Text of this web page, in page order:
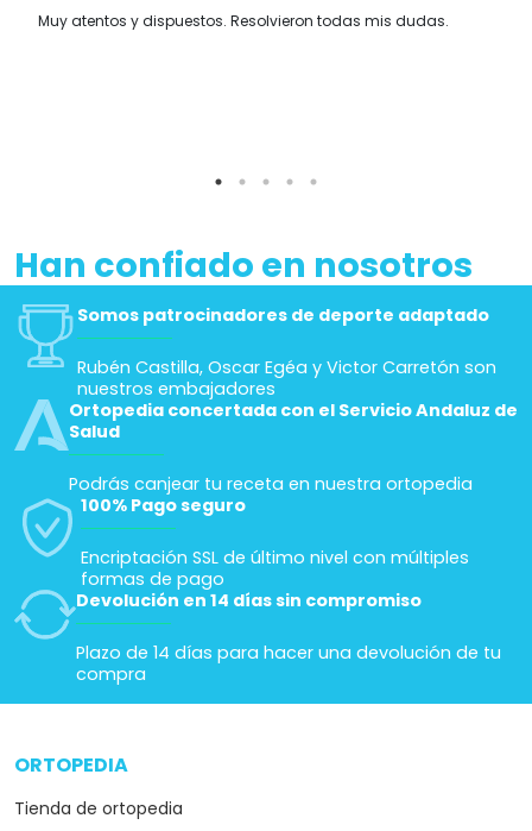
Muy atentos y dispuestos. Resolvieron todas mis dudas.
Han confiado en nosotros
Somos patrocinadores de deporte adaptado
Rubén Castilla, Oscar Egéa y Victor Carretón son
nuestros embajadores
Ortopedia concertada con el Servicio Andaluz de
Salud
Podrás canjear tu receta en nuestra ortopedia
100% Pago seguro
Encriptación SSL de último nivel con múltiples
formas de pago
Devolución en 14 días sin compromiso
Plazo de 14 días para hacer una devolución de tu
compra
ORTOPEDIA
Tienda de ortopedia